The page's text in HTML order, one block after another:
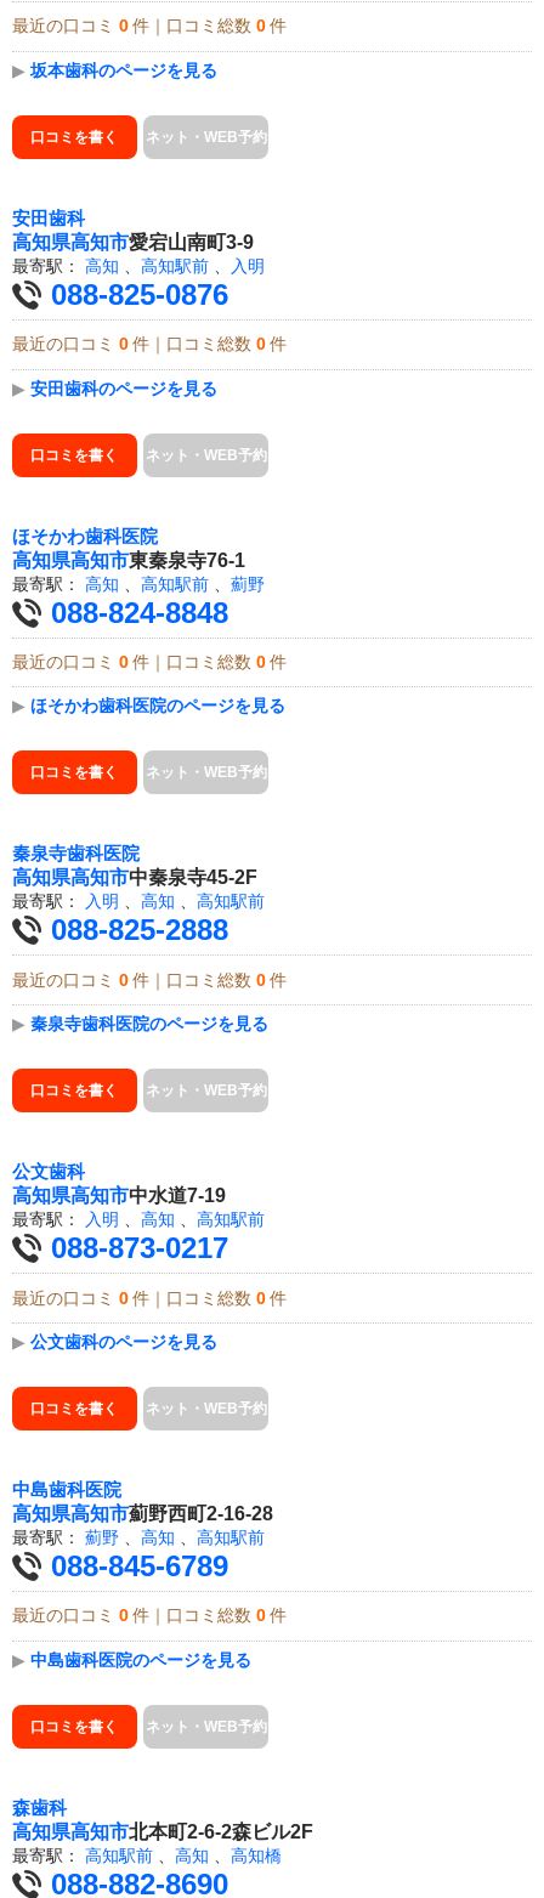
最近の口コミ 0 件｜口コミ総数 0 件
▶ 坂本歯科のページを見る
口コミを書く ネット・WEB予約
安田歯科
高知県高知市愛宕山南町3-9
最寄駅： 高知 高知駅前 入明
088-825-0876
最近の口コミ 0 件｜口コミ総数 0 件
▶ 安田歯科のページを見る
口コミを書く ネット・WEB予約
ほそかわ歯科医院
高知県高知市東秦泉寺76-1
最寄駅： 高知 高知駅前 薊野
088-824-8848
最近の口コミ 0 件｜口コミ総数 0 件
▶ ほそかわ歯科医院のページを見る
口コミを書く ネット・WEB予約
秦泉寺歯科医院
高知県高知市中秦泉寺45-2F
最寄駅： 入明 、 高知 、 高知駅前
088-825-2888
最近の口コミ 0 件｜口コミ総数 0 件
▶ 秦泉寺歯科医院のページを見る
口コミを書く ネット・WEB予約
公文歯科
高知県高知市中水道7-19
最寄駅： 入明 高知 高知駅前
088-873-0217
最近の口コミ 0 件｜口コミ総数 0 件
▶ 公文歯科のページを見る
口コミを書く ネット・WEB予約
中島歯科医院
高知県高知市薊野西町2-16-28
最寄駅： 薊野 高知 高知駅前
088-845-6789
最近の口コミ 0 件｜口コミ総数 0 件
▶ 中島歯科医院のページを見る
口コミを書く ネット・WEB予約
森歯科
高知県高知市北本町2-6-2森ビル2F
最寄駅： 高知駅前 高知 高知橋
088-882-8690